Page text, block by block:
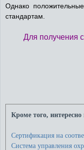
Однако положительные
стандартам.
Для получения
Кроме того, интересно
Сертификация на
Cистема управления